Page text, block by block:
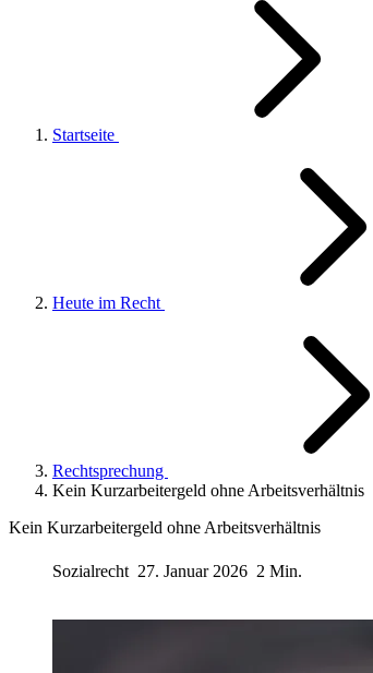
Startseite
Heute im Recht
Rechtsprechung
Kein Kurzarbeitergeld ohne Arbeitsverhältnis
Kein Kurzarbeitergeld ohne Arbeitsverhältnis
Sozialrecht 27. Januar 2026 2 Min.